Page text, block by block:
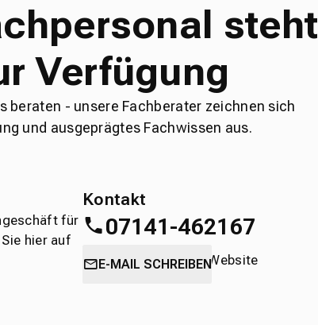
steht
Verfügung
beraten - unsere Fachberater zeichnen sich
und ausgeprägtes Fachwissen aus.
für
hier auf
Kontakt
07141-462167
oderdirekt über die Website
E-MAIL SCHREIBEN